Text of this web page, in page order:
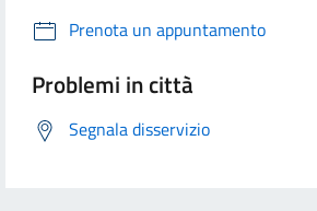
Prenota un appuntamento
Problemi in città
Segnala disservizio